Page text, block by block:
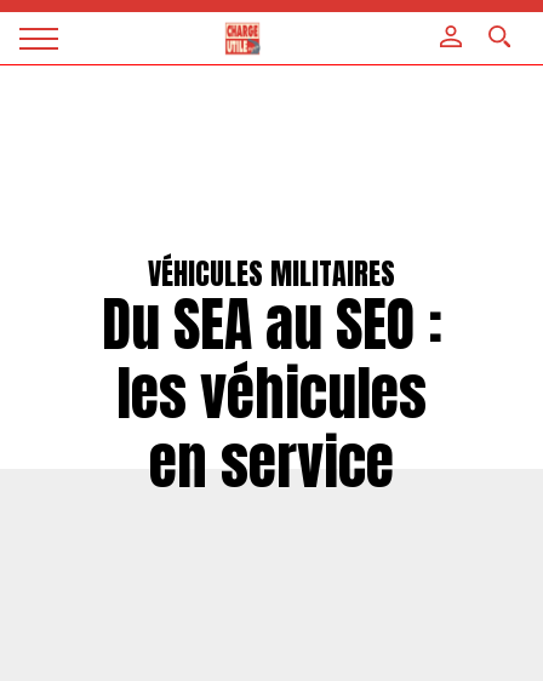
Magazine
VÉHICULES MILITAIRES
Du SEA au SEO :
les véhicules
en service
Panneau de gestion des cookies